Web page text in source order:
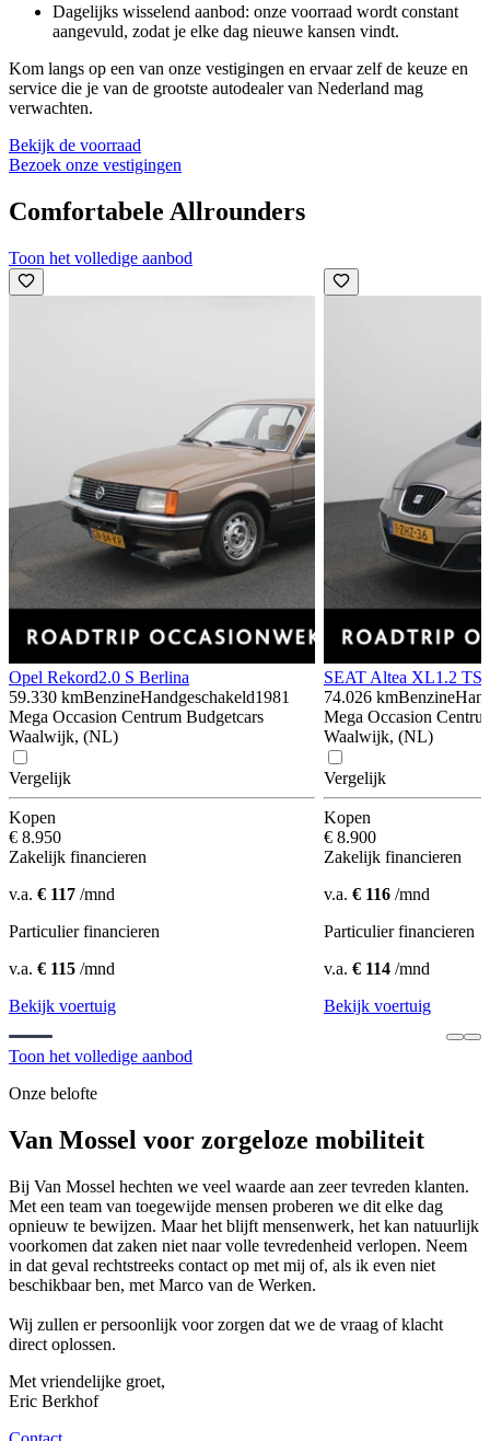
Dagelijks wisselend aanbod: onze voorraad wordt constant
aangevuld, zodat je elke dag nieuwe kansen vindt.
Kom langs op een van onze vestigingen en ervaar zelf de keuze en
service die je van de grootste autodealer van Nederland mag
verwachten.
Bekijk de voorraad
Bezoek onze vestigingen
Comfortabele Allrounders
Toon het volledige aanbod
Opel Rekord2.0 S Berlina
59.330 kmBenzineHandgeschakeld1981
Mega Occasion Centrum Budgetcars
Waalwijk, (NL)
Vergelijk
Kopen
€ 8.950
Zakelijk financieren
v.a. € 117 /mnd
Particulier financieren
v.a. € 115 /mnd
Bekijk voertuig
SEAT Altea XL1.2
74.026 kmBenzine
Mega Occasion
Waalwijk, (NL)
Vergelijk
Kopen
€ 8.900
Zakelijk financieren
v.a. € 116 /mnd
Particulier financieren
v.a. € 114 /mnd
Bekijk voertuig
Toon het volledige aanbod
Onze belofte
Van Mossel voor zorgeloze mobiliteit
Bij Van Mossel hechten we veel waarde aan zeer tevreden klanten.
Met een team van toegewijde mensen proberen we dit elke dag
opnieuw te bewijzen. Maar het blijft mensenwerk, het kan natuurlijk
voorkomen dat zaken niet naar volle tevredenheid verlopen. Neem
in dat geval rechtstreeks contact op met mij of, als ik even niet
beschikbaar ben, met Marco van de Werken.
Wij zullen er persoonlijk voor zorgen dat we de vraag of klacht
direct oplossen.
Met vriendelijke groet,
Eric Berkhof